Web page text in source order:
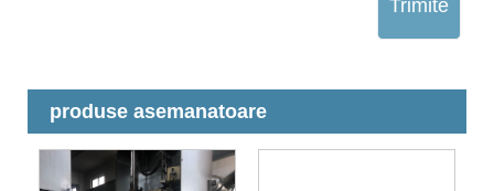
Trimite
produse asemanatoare